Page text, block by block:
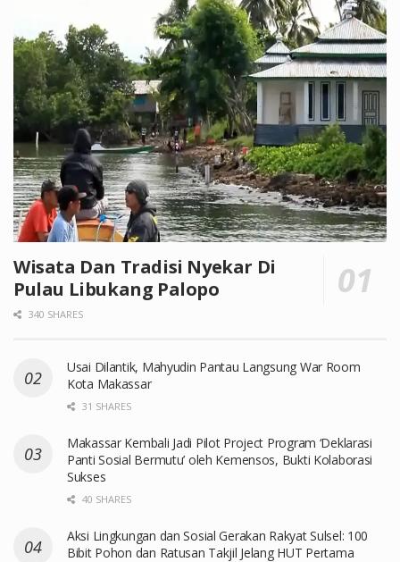
Wisata Dan Tradisi Nyekar Di
Pulau Libukang Palopo
340 SHARES
Usai Dilantik, Mahyudin Pantau Langsung War Room
Kota Makassar
31 SHARES
Makassar Kembali Jadi Pilot Project Program ‘Deklarasi
Panti Sosial Bermutu’ oleh Kemensos, Bukti Kolaborasi
Sukses
40 SHARES
Aksi Lingkungan dan Sosial Gerakan Rakyat Sulsel: 100
Bibit Pohon dan Ratusan Takjil Jelang HUT Pertama